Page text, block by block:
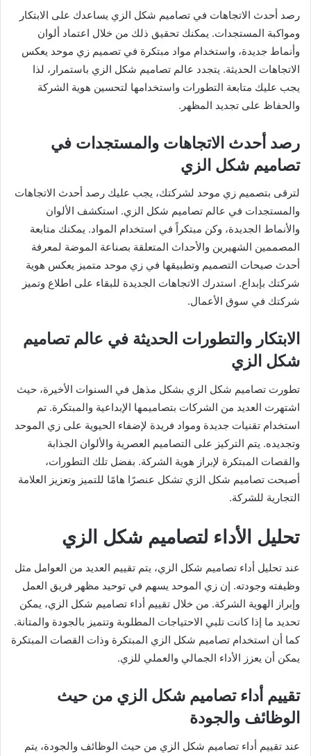
رصد أحدث الاتجاهات في تصاميم شكل الزي يساعدك على الابتكار
ومواكبة المستجدات. يمكنك تحقيق ذلك من خلال اعتماد ألوان
وأنماط جديدة، واستخدام مواد مبتكرة في تصميم زي موحد يعكس
الاتجاهات الحديثة. يتجدد عالم تصاميم شكل الزي باستمرار، لذا
يجب عليك متابعة التطورات واستخدامها لتحسين هوية الشركة
والحفاظ على تجديد المظهر.
رصد أحدث الاتجاهات والمستجدات في
تصاميم شكل الزي
لترقى بتصميم زي موحد لشركتك، يجب عليك رصد أحدث الاتجاهات
والمستجدات في عالم تصاميم شكل الزي. استكشف الألوان
والأنماط الجديدة، وكن مبتكراً في استخدام المواد. يمكنك متابعة
المصممين الشهيرين والأحداث المتعلقة بصناعة الموضة لمعرفة
أحدث صيحات التصميم وتطبيقها في زي موحد متميز يعكس هوية
شركتك بإبداع. استدرك الاتجاهات الجديدة للبقاء على اطلاع وتميز
شركتك في سوق الأعمال.
الابتكار والتطورات الحديثة في عالم تصاميم
شكل الزي
تطورت تصاميم شكل الزي بشكل مذهل في السنوات الأخيرة، حيث
اشتهرت العديد من الشركات بتصاميمها الإبداعية والمبتكرة. تم
استخدام تقنيات جديدة ومواد فريدة لإضفاء الحيوية على زي الموحد
وتجديده. يتم التركيز على التصاميم العصرية والألوان الجذابة
والقصات المبتكرة لإبراز هوية الشركة. بفضل تلك التطورات،
أصبحت تصاميم شكل الزي تشكل عنصرًا هامًا للتميز وتعزيز العلامة
التجارية للشركة.
تحليل الأداء لتصاميم شكل الزي
عند تحليل أداء تصاميم شكل الزي، يتم تقييم العديد من العوامل مثل
وظيفته وجودته. إن زي الموحد يسهم في توحيد مظهر فريق العمل
وإبراز الهوية الشركة. من خلال تقييم أداء تصاميم شكل الزي، يمكن
تحديد ما إذا كانت تلبي الاحتياجات المطلوبة وتتميز بالجودة والمتانة.
كما أن استخدام تصاميم شكل الزي المبتكرة وذات القصات المبتكرة
يمكن أن يعزز الأداء الجمالي والعملي للزي.
تقييم أداء تصاميم شكل الزي من حيث
الوظائف والجودة
عند تقييم أداء تصاميم شكل الزي من حيث الوظائف والجودة، يتم